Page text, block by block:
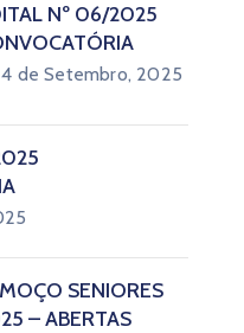
Nº 06/2025
4 de Setembro, 2025
SENIORES
– ABERTAS